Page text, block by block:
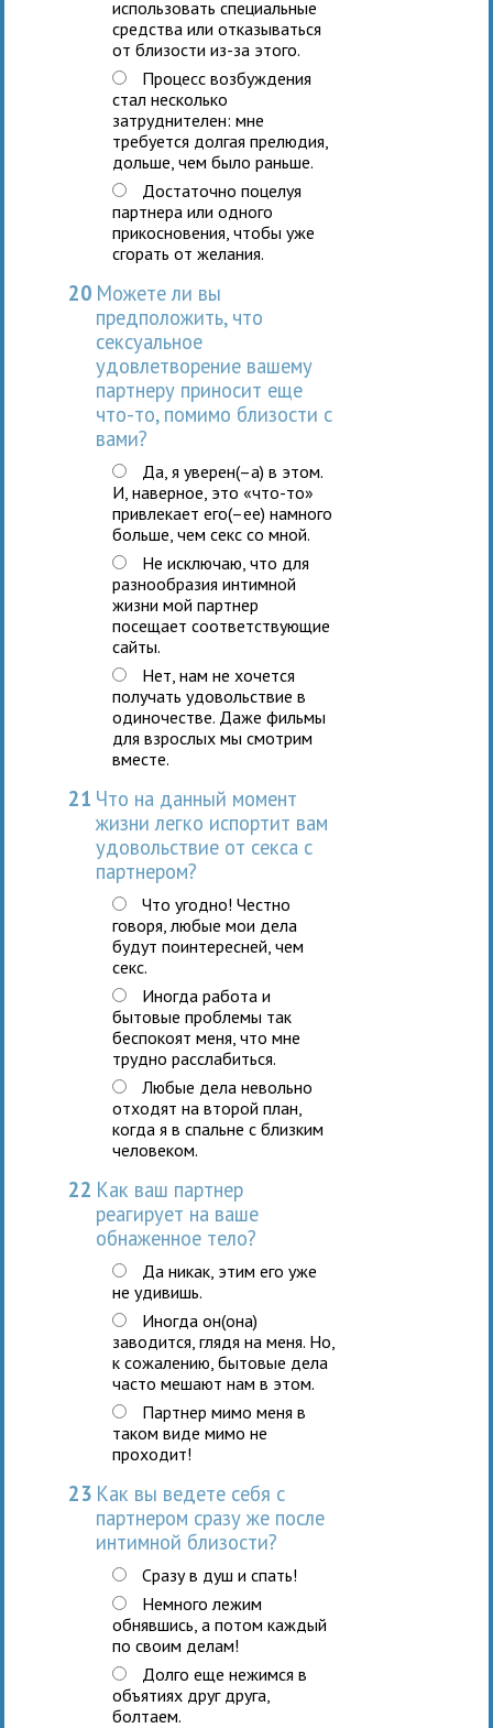
использовать специальные
средства или отказываться
от близости из-за этого.
Процесс возбуждения
стал несколько
затруднителен: мне
требуется долгая прелюдия,
дольше, чем было раньше.
Достаточно поцелуя
партнера или одного
прикосновения, чтобы уже
сгорать от желания.
20Можете ли вы
предположить, что
сексуальное
удовлетворение вашему
партнеру приносит еще
что-то, помимо близости с
вами?
Да, я уверен(–а) в этом.
И, наверное, это «что-то»
привлекает его(–ее) намного
больше, чем секс со мной.
Не исключаю, что для
разнообразия интимной
жизни мой партнер
посещает соответствующие
сайты.
Нет, нам не хочется
получать удовольствие в
одиночестве. Даже фильмы
для взрослых мы смотрим
вместе.
21 Что на данный момент
жизни легко испортит вам
удовольствие от секса с
партнером?
Что угодно! Честно
говоря, любые мои дела
будут поинтересней, чем
секс.
Иногда работа и
бытовые проблемы так
беспокоят меня, что мне
трудно расслабиться.
Любые дела невольно
отходят на второй план,
когда я в спальне с близким
человеком.
22 Как ваш партнер
реагирует на ваше
обнаженное тело?
Да никак, этим его уже
не удивишь.
Иногда он(она)
заводится, глядя на меня. Но,
к сожалению, бытовые дела
часто мешают нам в этом.
Партнер мимо меня в
таком виде мимо не
проходит!
23Как вы ведете себя с
партнером сразу же после
интимной близости?
Сразу в душ и спать!
Немного лежим
обнявшись, а потом каждый
по своим делам!
Долго еще нежимся в
объятиях друг друга,
болтаем.